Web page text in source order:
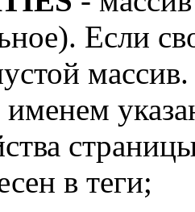
Если
именем
в теги;